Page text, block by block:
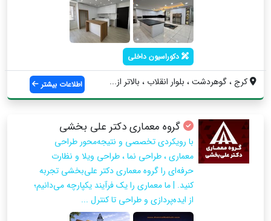
دکوراسیون داخلی
کرج ، گوهردشت ، بلوار انقلاب ، بالاتر از... اطلاعات بیشتر
گروه معماری دکتر علی بخشی
با رویکردی تخصصی و نتیجه‌محور طراحی
معماری ، طراحی نما ، طراحی ویلا و نظارت
حرفه‌ای را گروه معماری دکتر علی‌بخشی تجربه
کنید. | ما معماری را یک فرآیند یکپارچه می‌دانیم؛
از ایده‌پردازی و طراحی تا کنترل ...